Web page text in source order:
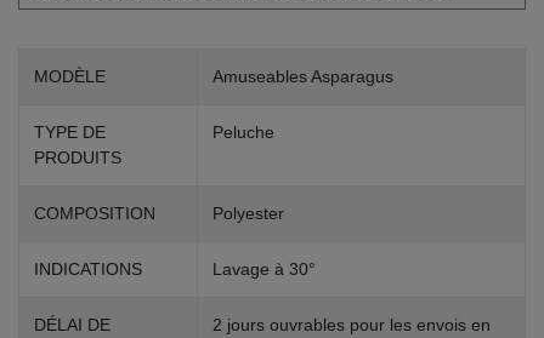
MODÈLE Amuseables Asparagus
TYPE DE
PRODUITS
Peluche
COMPOSITION Polyester
INDICATIONS Lavage à 30°
DÉLAI DE
2 jours ouvrables pour les envois en